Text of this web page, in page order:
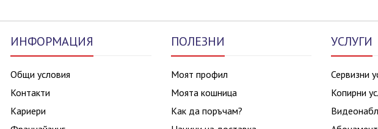
ИНФОРМАЦИЯ
Общи условия
Контакти
Кариери
ПОЛЕЗНИ
Моят профил
Моята кошница
Как да поръчам?
УСЛУГИ
Сервизни
Копирни